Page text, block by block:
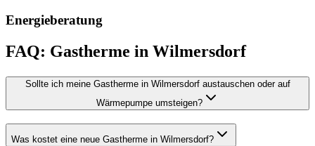
Energieberatung
FAQ: Gastherme in Wilmersdorf
Sollte ich meine Gastherme in Wilmersdorf austauschen oder auf
Wärmepumpe umsteigen?
Was kostet eine neue Gastherme in Wilmersdorf?